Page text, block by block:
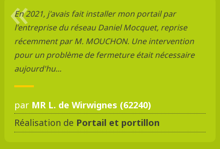
En 2021, j'avais fait installer mon portail par
l'entreprise du réseau Daniel Mocquet, reprise
récemment par M. MOUCHON. Une intervention
pour un problème de fermeture était nécessaire
aujourd'hu...
par MR L. de Wirwignes (62240)
Réalisation de Portail et portillon